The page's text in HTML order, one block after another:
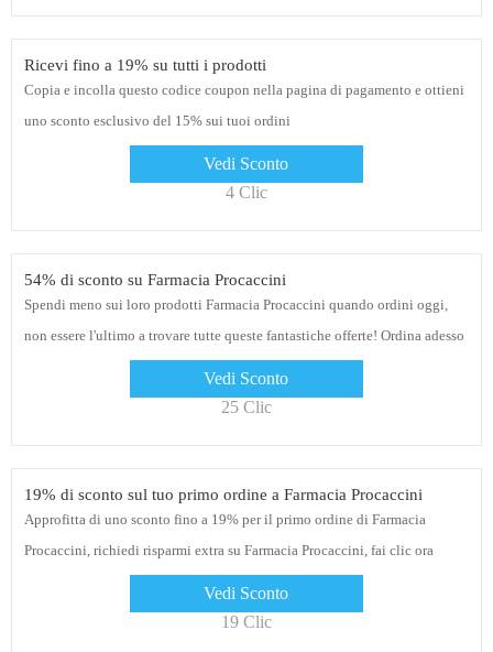
Ricevi fino a 19% su tutti i prodotti
Copia e incolla questo codice coupon nella pagina di pagamento e ottieni
uno sconto esclusivo del 15% sui tuoi ordini
Vedi Sconto
4 Clic
54% di sconto su Farmacia Procaccini
Spendi meno sui loro prodotti Farmacia Procaccini quando ordini oggi,
non essere l'ultimo a trovare tutte queste fantastiche offerte! Ordina adesso
Vedi Sconto
25 Clic
19% di sconto sul tuo primo ordine a Farmacia Procaccini
Approfitta di uno sconto fino a 19% per il primo ordine di Farmacia
Procaccini, richiedi risparmi extra su Farmacia Procaccini, fai clic ora
Vedi Sconto
19 Clic